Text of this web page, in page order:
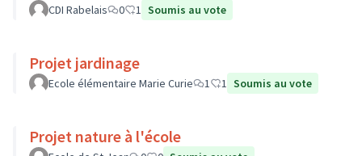
CDI Rabelais 0 1 Soumis au vote
Projet jardinage
Ecole élémentaire Marie Curie 1 1 Soumis au vote
Projet nature à l'école